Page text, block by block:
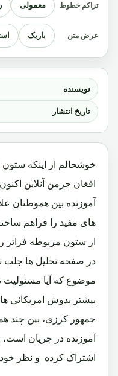
نویسنده
تاریخ انتشار
خوشحالم از اینکه
افغان جرمن آنلاین
آموزنده بین هموطنان
های مفید را فراهم
از ستون مربوطه فراتر
در صفحه تحلیل ها جلب
موضوع که آیا
بیشتر بدوش امریکائی
جمهور کرزی، بین چند
آموزنده در جریان است،
اشتراک کرده و نظر خود
تراکم خطوط معمولی
عرض متن باریک